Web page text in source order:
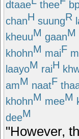
dtaae thee
chanH suungR
kheuuM gaanM
khohnM maiF
laayoM raiH
amM naatF
khohnM meeM
deeM
"However,